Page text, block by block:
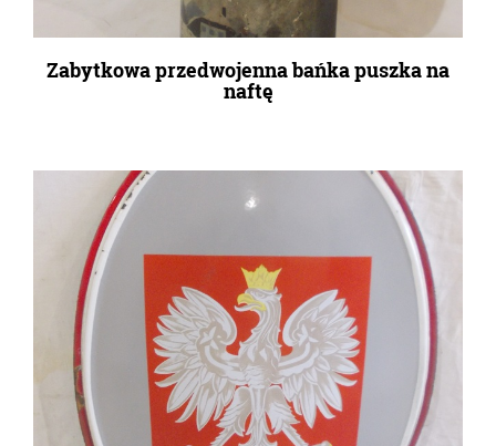
Zabytkowa przedwojenna bańka puszka na
naftę